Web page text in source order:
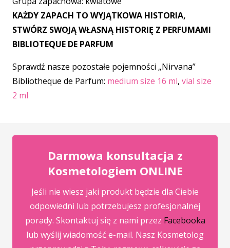
KAŻDY ZAPACH TO WYJĄTKOWA HISTORIA,
STWÓRZ SWOJĄ WŁASNĄ HISTORIĘ Z PERFUMAMI
BIBLIOTEQUE DE PARFUM
Sprawdź nasze pozostałe pojemności „Nirvana”
Bibliotheque de Parfum: medium size 16 ml, vial size
2 ml
Darmowa konsultacja z
Kosmetologiem ONLINE
Jeśli nie wiesz jaki produkt będzie dla Ciebie
odpowiedni lub potrzebujesz profesjonalnej
porady. Skontaktuj się z nami przez Facebooka
lub wyślij wiadomość e-mail. Nasz Kosmetolog